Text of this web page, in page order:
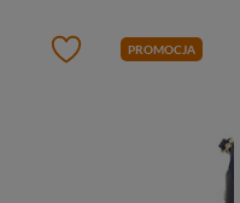
PROMOCJA